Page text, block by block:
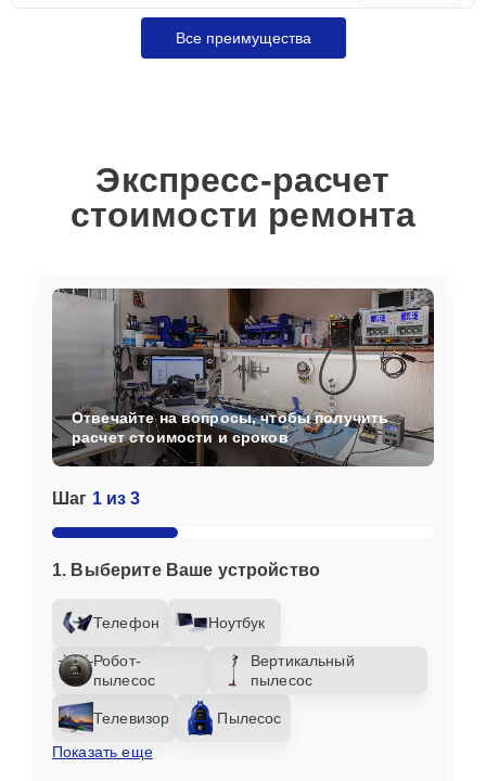
Все преимущества
Экспресс-расчет
стоимости ремонта
Шаг 1 из 3
1. Выберите Ваше устройство
Телефон Ноутбук
Робот-
пылесос
Вертикальный
пылесос
Телевизор
Пылесос
Показать еще
Отвечайте на вопросы, чтобы получить
расчет стоимости и сроков